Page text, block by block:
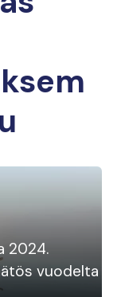
2024.
vuodelta